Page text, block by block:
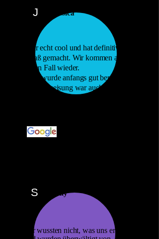
J Jessica
War echt cool und hat definitiv
Spaß gemacht. Wir kommen auf
jeden Fall wieder.
Man wurde anfangs gut beraten und
die Einweisung war auch
S Sally
Wir wussten nicht, was uns erwartet